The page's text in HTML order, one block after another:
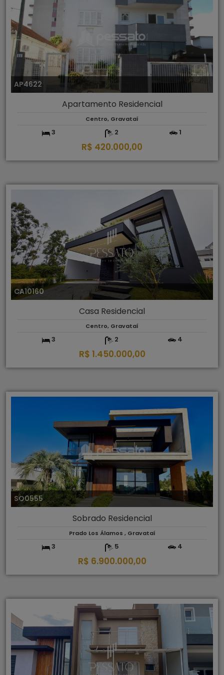
AP4622
Apartamento Residencial
Centro, Gravataí
3 2 1
R$ 420.000,00
CA10160
Casa Residencial
Centro, Gravataí
3 2 4
R$ 1.450.000,00
SO0555
Sobrado Residencial
Prado Los Álamos , Gravataí
3 5 4
R$ 6.900.000,00